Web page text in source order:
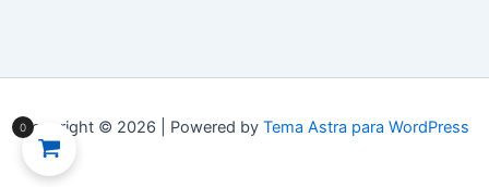
Copyright © 2026 | Powered by Tema Astra para WordPress
0